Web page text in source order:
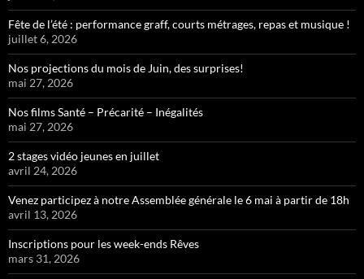
Fête de l’été : performance graff, courts métrages, repas et musique !
juillet 6, 2026
Nos projections du mois de Juin, des surprises!
mai 27, 2026
Nos films Santé – Précarité – Inégalités
mai 27, 2026
2 stages vidéo jeunes en juillet
avril 24, 2026
Venez participez à notre Assemblée générale le 6 mai à partir de 18h
avril 13, 2026
Inscriptions pour les week-ends Rêves
mars 31, 2026